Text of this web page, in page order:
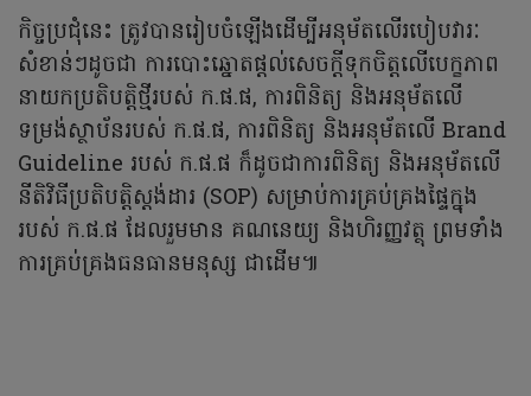
កិច្ចប្រជុំនេះ ត្រូវបានរៀបចំឡើងដើម្បីអនុម័តលើរបៀបវារៈ
សំខាន់ៗដូចជា ការបោះឆ្នោតផ្តល់សេចក្តីទុកចិត្តលើបេក្ខភាព
នាយកប្រតិបត្តិថ្មីរបស់ ក.ផ.ផ, ការពិនិត្យ និងអនុម័តលើ
ទម្រង់ស្ថាប័នរបស់ ក.ផ.ផ, ការពិនិត្យ និងអនុម័តលើ Brand
Guideline របស់ ក.ផ.ផ ក៏ដូចជាការពិនិត្យ និងអនុម័តលើ
នីតិវិធីប្រតិបត្តិស្តង់ដារ (SOP) សម្រាប់ការគ្រប់គ្រងផ្ទៃក្នុង
របស់ ក.ផ.ផ ដែលរួមមាន គណនេយ្យ និងហិរញ្ញវត្ថុ ព្រមទាំង
ការគ្រប់គ្រងធនធានមនុស្ស ជាដើម៕